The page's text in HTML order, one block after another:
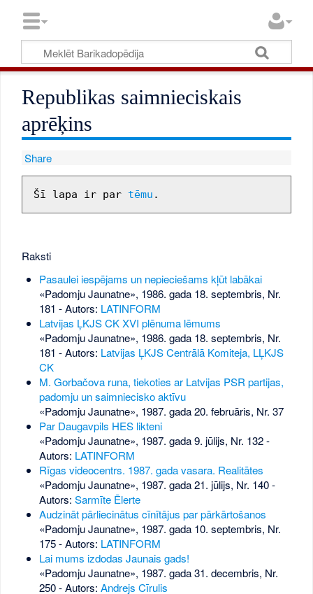
Republikas saimnieciskais
aprēķins
Share
Šī lapa ir par tēmu
Raksti
Pasaulei iespējams un nepieciešams kļūt labākai
«Padomju Jaunatne», 1986. gada 18. septembris, Nr.
181 - Autors: LATINFORM
Latvijas ĻKJS CK XVI plēnuma lēmums
«Padomju Jaunatne», 1986. gada 18. septembris, Nr.
181 - Autors: Latvijas ĻKJS Centrālā Komiteja, LĻKJS
CK
M. Gorbačova runa, tiekoties ar Latvijas PSR partijas,
padomju un saimniecisko aktīvu
«Padomju Jaunatne», 1987. gada 20. februāris, Nr. 37
Par Daugavpils HES likteni
«Padomju Jaunatne», 1987. gada 9. jūlijs, Nr. 132-
Autors: LATINFORM
Rīgas videocentrs. 1987. gada vasara. Realitātes
«Padomju Jaunatne», 1987. gada 21. jūlijs, Nr. 140-
Autors: Sarmīte Ēlerte
Audzināt pārliecinātus cīnītājus par pārkārtošanos
«Padomju Jaunatne», 1987. gada 10. septembris, Nr.
175- Autors: LATINFORM
Lai mums izdodas Jaunais gads!
«Padomju Jaunatne», 1987. gada 31. decembris, Nr.
250- Autors: Andrejs Cīrulis